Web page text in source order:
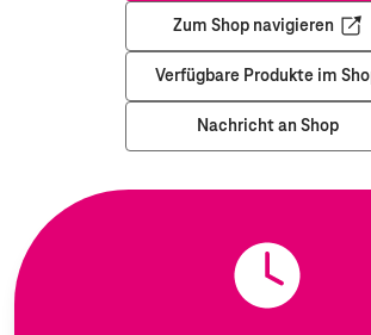
Zum Shop navigieren
Öffnet in
Verfügbare Produkte im
Nachricht an Shop